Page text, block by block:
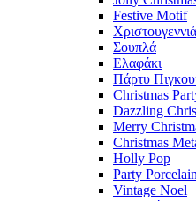
Festive Motif
Σουπλά
Ελαφάκι
Πάρτυ
Christmas
Dazzling
Merry
Christmas
Holly Pop
Party
Vintage Noel